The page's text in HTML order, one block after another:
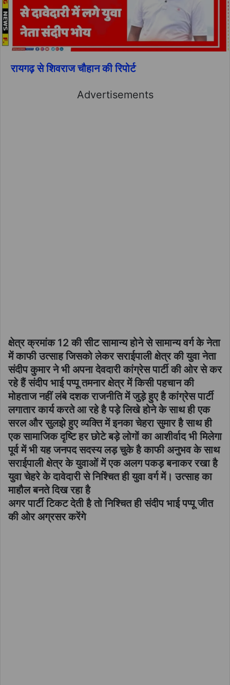
रायगढ़ से शिवराज चौहान की रिपोर्ट
Advertisements
क्षेत्र क्रमांक 12 की सीट सामान्य होने से सामान्य वर्ग के नेता
में काफी उत्साह जिसको लेकर सराईपाली क्षेत्र की युवा नेता
संदीप कुमार ने भी अपना देवदारी कांग्रेस पार्टी की ओर से कर
रहे हैं संदीप भाई पप्पू तमनार क्षेत्र में किसी पहचान की
मोहताज नहीं लंबे दशक राजनीति में जुड़े हुए है कांग्रेस पार्टी
लगातार कार्य करते आ रहे है पड़े लिखे होने के साथ ही एक
सरल और सुलझे हुए व्यक्ति में इनका चेहरा सुमार है साथ ही
एक सामाजिक दृष्टि हर छोटे बड़े लोगों का आशीर्वाद भी मिलेगा
पूर्व में भी यह जनपद सदस्य लड़ चुके है काफी अनुभव के साथ
सराईपाली क्षेत्र के युवाओं में एक अलग पकड़ बनाकर रखा है
युवा चेहरे के दावेदारी से निश्चित ही युवा वर्ग में। उत्साह का
माहौल बनते दिख रहा है
अगर पार्टी टिकट देती है तो निश्चित ही संदीप भाई पप्पू जीत
की ओर अग्रसर करेंगे